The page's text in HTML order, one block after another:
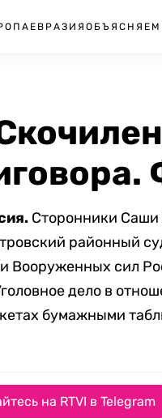
ЕВРАЗИЯ ОБЪЯСНЯЕМ
Сторонники
районный
Вооруженных сил
дело в
бумажными
на RTVI в Telegram